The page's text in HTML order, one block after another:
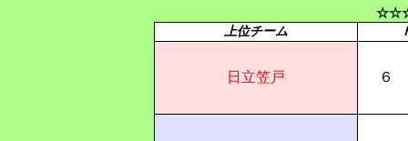
上位チーム
日立笠戸 ６